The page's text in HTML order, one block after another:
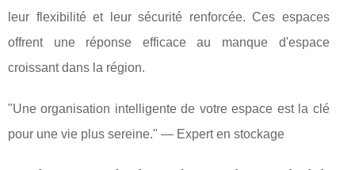
leur flexibilité et leur sécurité renforcée. Ces espaces
offrent une réponse efficace au manque d'espace
croissant dans la région.
"Une organisation intelligente de votre espace est la clé
pour une vie plus sereine." — Expert en stockage